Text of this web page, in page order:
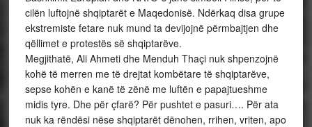
cilën luftojnë shqiptarët e Maqedonisë. Ndërkaq disa grupe
ekstremiste fetare nuk mund ta devijojnë përmbajtjen dhe
qëllimet e protestës së shqiptarëve.
Megjithatë, Ali Ahmeti dhe Menduh Thaçi nuk shpenzojnë
kohë të merren me të drejtat kombëtare të shqiptarëve,
sepse kohën e kanë të zënë me luftën e papajtueshme
midis tyre. Dhe për çfarë? Për pushtet e pasuri…. Për ata
nuk ka rëndësi nëse shqiptarët dënohen, rrihen, vriten, apo